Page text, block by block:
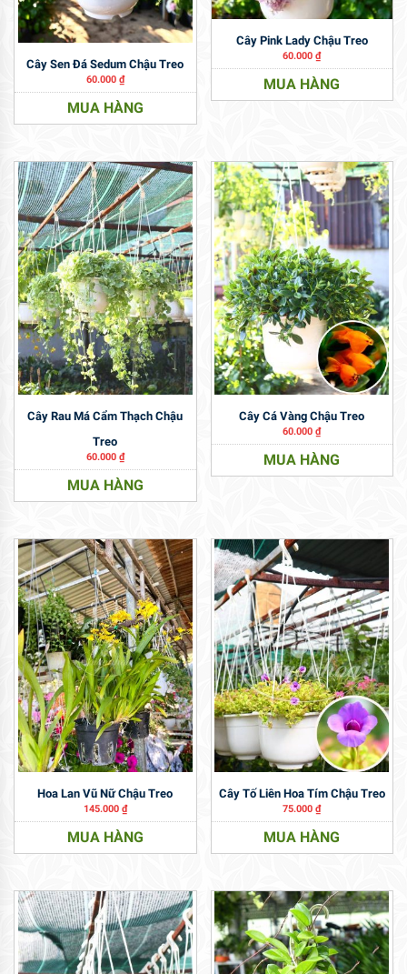
Cây Sen Đá Sedum Chậu Treo
60.000 ₫
MUA HÀNG
Cây Pink Lady Chậu Treo
60.000₫
MUA HÀNG
Cây Rau Má Cẩm Thạch Chậu
Treo
60.000 ₫
MUA HÀNG
Cây Cá Vàng Chậu Treo
60.000₫
MUA HÀNG
Hoa Lan Vũ Nữ Chậu Treo
145.000 ₫
MUA HÀNG
Cây Tố Liên Hoa Tím Chậu Treo
75.000₫
MUA HÀNG